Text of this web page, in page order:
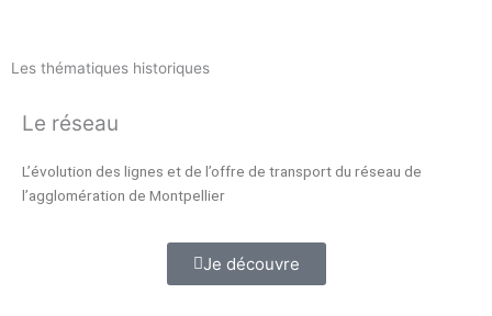
Les thématiques historiques
Le réseau
L’évolution des lignes et de l’offre de transport du réseau de
l’agglomération de Montpellier
Je découvre